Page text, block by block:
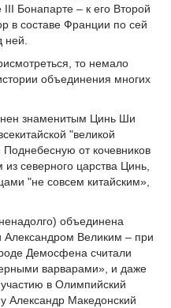
Бонапарте – к его Второй
в составе Франции по сей
ней.
то немало
объединения многих
знаменитым Цинь Ши
"великой
от кочевников
северного царства Цинь,
"не совсем китайским»,
объединена
Великим – при
Демосфена считали
варварами», и даже
в Олимпийский
Александр Македонский